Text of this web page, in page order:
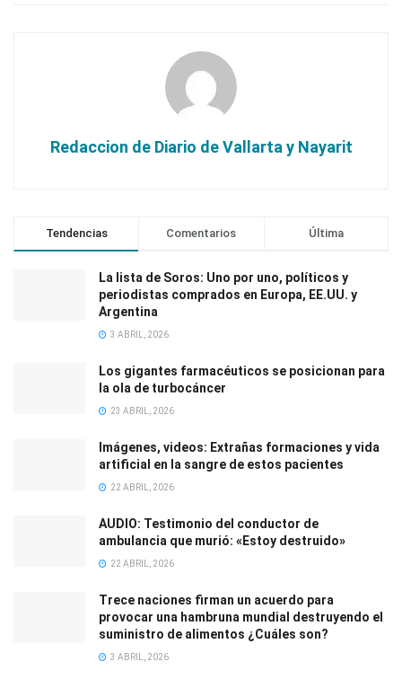
Redaccion de Diario de Vallarta y Nayarit
Tendencias Comentarios Última
La lista de Soros: Uno por uno, políticos y
periodistas comprados en Europa, EE.UU. y
Argentina
3 ABRIL, 2026
Los gigantes farmacéuticos se posicionan para
la ola de turbocáncer
23 ABRIL, 2026
Imágenes, videos: Extrañas formaciones y vida
artificial en la sangre de estos pacientes
22 ABRIL, 2026
AUDIO: Testimonio del conductor de
ambulancia que murió: «Estoy destruido»
22 ABRIL, 2026
Trece naciones firman un acuerdo para
provocar una hambruna mundial destruyendo el
suministro de alimentos ¿Cuáles son?
3 ABRIL, 2026